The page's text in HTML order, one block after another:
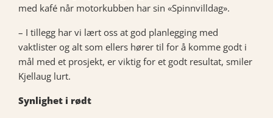
med kafé når motorkubben har sin «Spinnvilldag».
– I tillegg har vi lært oss at god planlegging med
vaktlister og alt som ellers hører til for å komme godt i
mål med et prosjekt, er viktig for et godt resultat, smiler
Kjellaug lurt.
Synlighet i rødt